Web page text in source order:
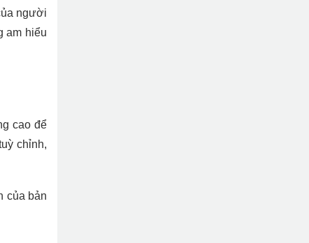
người
am hiểu
cao để
chỉnh,
của bản